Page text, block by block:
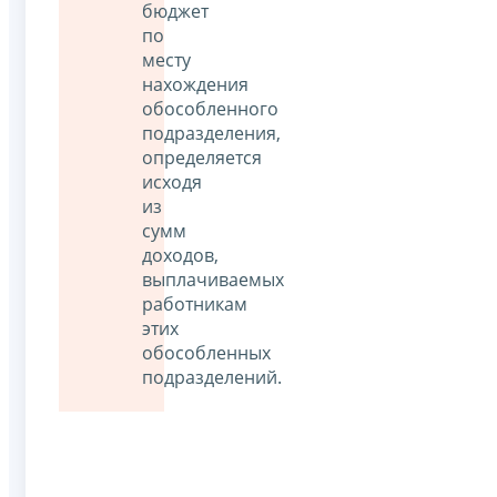
бюджет
по
месту
нахождения
обособленного
подразделения,
определяется
исходя
из
сумм
доходов,
выплачиваемых
работникам
этих
обособленных
подразделений.